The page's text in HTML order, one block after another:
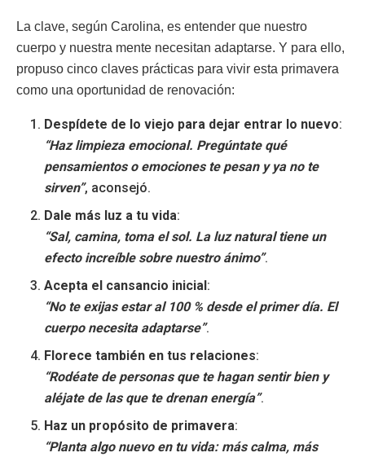
La clave, según Carolina, es entender que nuestro
cuerpo y nuestra mente necesitan adaptarse. Y para ello,
propuso cinco claves prácticas para vivir esta primavera
como una oportunidad de renovación:
Despídete de lo viejo para dejar entrar lo nuevo:
“Haz limpieza emocional. Pregúntate qué
pensamientos o emociones te pesan y ya no te
sirven”, aconsejó.
Dale más luz a tu vida:
“Sal, camina, toma el sol. La luz natural tiene un
efecto increíble sobre nuestro ánimo”.
Acepta el cansancio inicial :
“No te exijas estar al 100 % desde el primer día. El
cuerpo necesita adaptarse”.
Florece también en tus relaciones:
“Rodéate de personas que te hagan sentir bien y
aléjate de las que te drenan energía”.
Haz un propósito de primavera:
“Planta algo nuevo en tu vida: más calma, más